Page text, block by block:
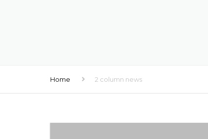
Home 2 column news